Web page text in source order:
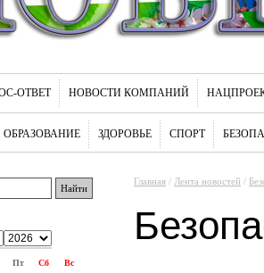
ОТВЕТ НОВОСТИ КОМПАНИЙ
ОБРАЗОВАНИЕ ЗДОРОВЬЕ СПОРТ
Пт Сб Вс
Главная / Лента новостей /